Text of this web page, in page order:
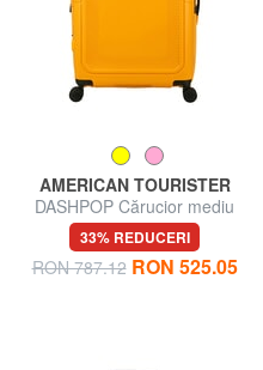
AMERICAN TOURISTER
DASHPOP Cărucior mediu
33% REDUCERI
RON 787.12 RON 525.05